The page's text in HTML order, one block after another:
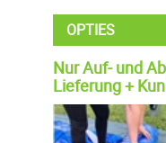
OPTIES
Nur Auf- und
Lieferung +